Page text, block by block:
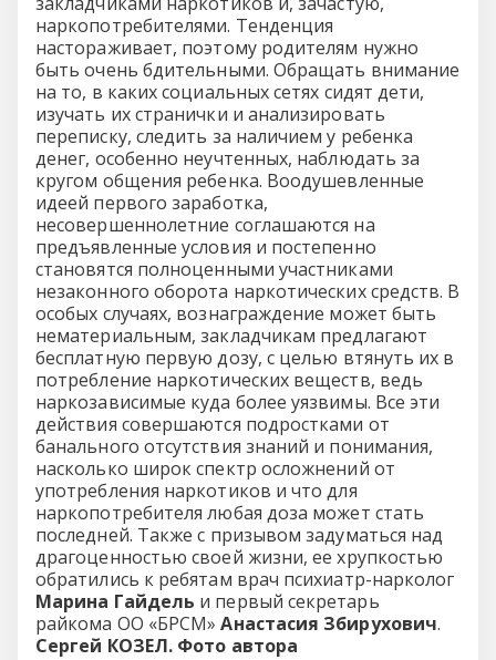
наркопотребителями. Тенденция
настораживает, поэтому родителям нужно
быть очень бдительными. Обращать внимание
на то, в каких социальных сетях сидят дети,
изучать их странички и анализировать
переписку, следить за наличием у ребенка
денег, особенно неучтенных, наблюдать за
кругом общения ребенка. Воодушевленные
идеей первого заработка,
несовершеннолетние соглашаются на
предъявленные условия и постепенно
становятся полноценными участниками
незаконного оборота наркотических средств. В
особых случаях, вознаграждение может быть
нематериальным, закладчикам предлагают
бесплатную первую дозу, с целью втянуть их в
потребление наркотических веществ, ведь
наркозависимые куда более уязвимы. Все эти
действия совершаются подростками от
банального отсутствия знаний и понимания,
насколько широк спектр осложнений от
употребления наркотиков и что для
наркопотребителя любая доза может стать
последней. Также с призывом задуматься над
драгоценностью своей жизни, ее хрупкостью
обратились к ребятам врач психиатр-нарколог
Марина Гайдель и первый секретарь
райкома ОО «БРСМ»Анастасия Збирухович.
Сергей КОЗЕЛ. Фото автора